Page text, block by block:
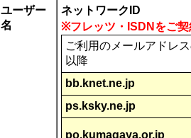
ユーザー
名
ネットワークID
※フレッツ・ISDNをご契
ご利用のメールアドレ
以降
bb.knet.ne.jp
ps.ksky.ne.jp
po.kumagaya.or.jp